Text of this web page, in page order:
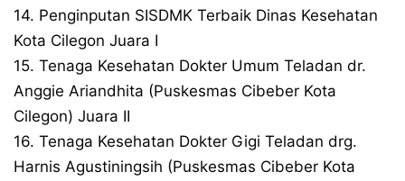
14. Penginputan SISDMK Terbaik Dinas Kesehatan
Kota Cilegon Juara I
15. Tenaga Kesehatan Dokter Umum Teladan dr.
Anggie Ariandhita (Puskesmas Cibeber Kota
Cilegon) Juara II
16. Tenaga Kesehatan Dokter Gigi Teladan drg.
Harnis Agustiningsih (Puskesmas Cibeber Kota